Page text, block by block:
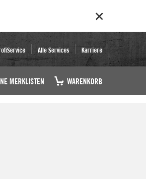
Alle Services Karriere
MERKLISTEN WARENKORB